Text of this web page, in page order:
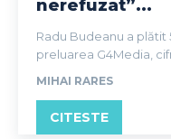
nerefuzat”...
Radu Budeanu a
preluarea G4Media,
MIHAI RARES
CITESTE